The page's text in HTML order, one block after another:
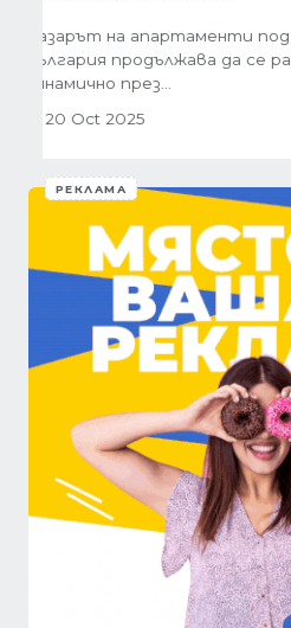
Скъпи дами, нека си
най-голямото
обзавеждането...
01 Oct 2025
РЕКЛАМА